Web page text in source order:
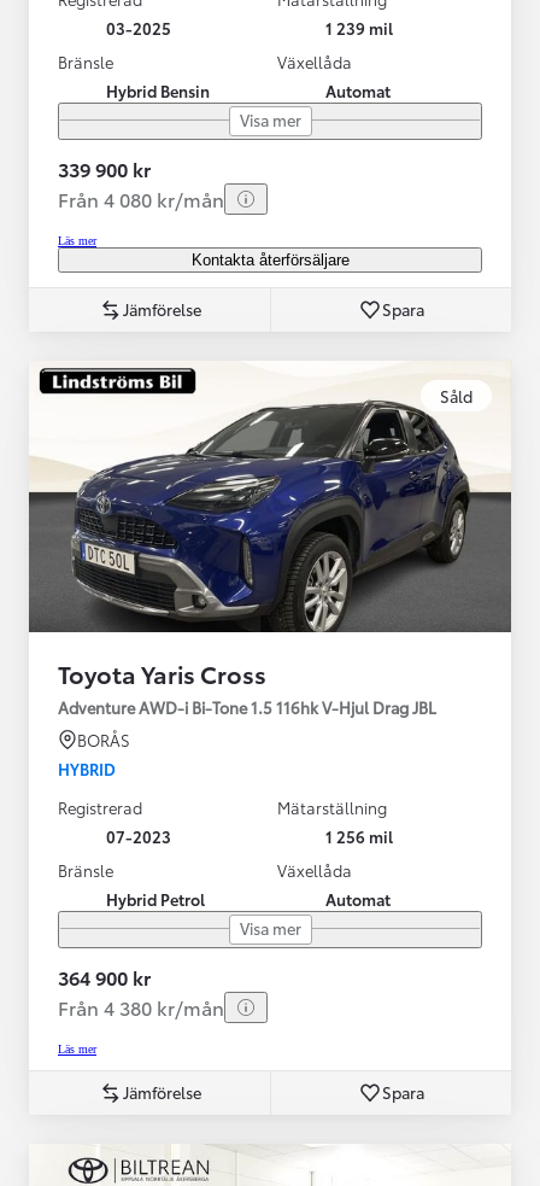
03-2025
1 239 mil
Bränsle
Hybrid Bensin
Växellåda
Automat
Visa mer
339 900 kr
Från 4 080 kr/mån
Läs mer
Kontakta återförsäljare
Jämförelse Spara
Såld
Toyota Yaris Cross
Adventure AWD-i Bi-Tone 1.5 116hk V-Hjul Drag JBL
BORÅS
HYBRID
Registrerad
07-2023
Mätarställning
1 256 mil
Bränsle
Hybrid Petrol
Växellåda
Automat
Visa mer
364 900 kr
Från 4 380 kr/mån
Läs mer
Jämförelse Spara